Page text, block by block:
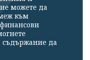
можете да
към
съдържание да